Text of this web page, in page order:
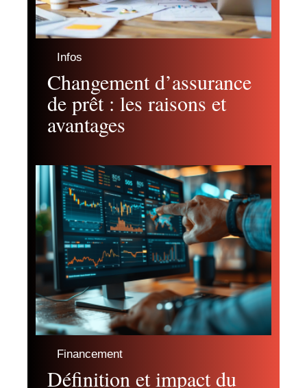
Infos
Changement d’assurance
de prêt : les raisons et
avantages
Financement
Définition et impact du